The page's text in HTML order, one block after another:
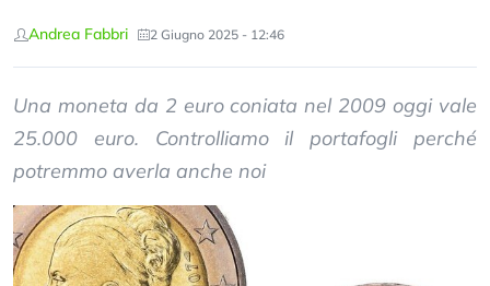
Andrea Fabbri 2 Giugno 2025 - 12:46
Una moneta da 2 euro coniata nel 2009 oggi vale
25.000 euro. Controlliamo il portafogli perché
potremmo averla anche noi